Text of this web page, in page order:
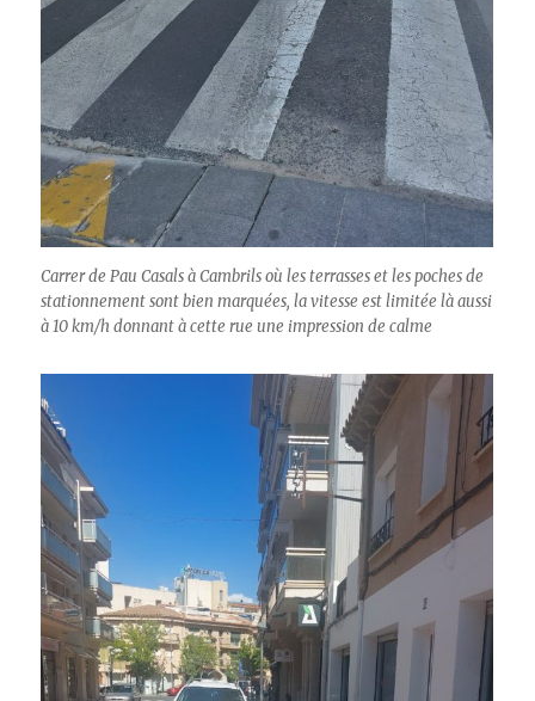
Carrer de Pau Casals à Cambrils où les terrasses et les poches de
stationnement sont bien marquées, la vitesse est limitée là aussi
à 10 km/h donnant à cette rue une impression de calme